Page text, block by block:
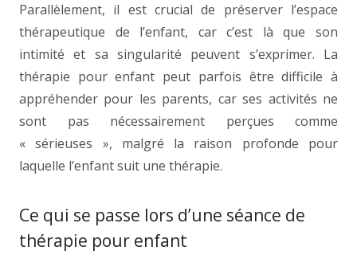
Parallèlement, il est crucial de préserver l’espace
thérapeutique de l’enfant, car c’est là que son
intimité et sa singularité peuvent s’exprimer. La
thérapie pour enfant peut parfois être difficile à
appréhender pour les parents, car ses activités ne
sont pas nécessairement perçues comme
« sérieuses », malgré la raison profonde pour
laquelle l’enfant suit une thérapie.
Ce qui se passe lors d’une séance de
thérapie pour enfant